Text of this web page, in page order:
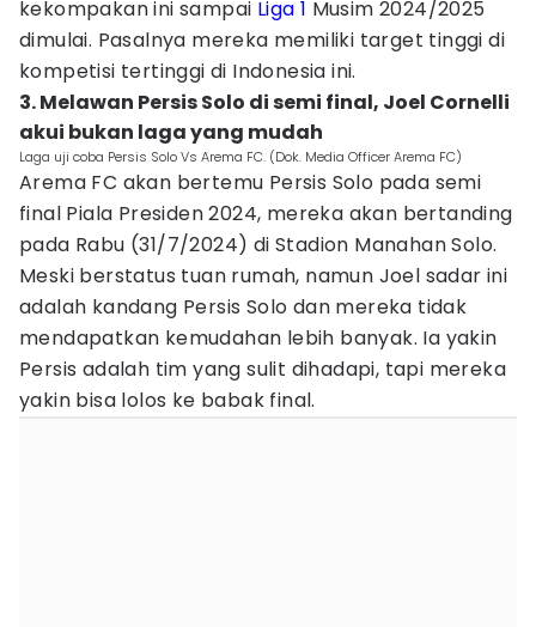
kekompakan ini sampai Liga 1 Musim 2024/2025
dimulai. Pasalnya mereka memiliki target tinggi di
kompetisi tertinggi di Indonesia ini.
3. Melawan Persis Solo di semi final, Joel Cornelli
akui bukan laga yang mudah
Laga uji coba Persis Solo Vs Arema FC. (Dok. Media Officer Arema FC)
Arema FC akan bertemu Persis Solo pada semi
final Piala Presiden 2024, mereka akan bertanding
pada Rabu (31/7/2024) di Stadion Manahan Solo.
Meski berstatus tuan rumah, namun Joel sadar ini
adalah kandang Persis Solo dan mereka tidak
mendapatkan kemudahan lebih banyak. Ia yakin
Persis adalah tim yang sulit dihadapi, tapi mereka
yakin bisa lolos ke babak final.